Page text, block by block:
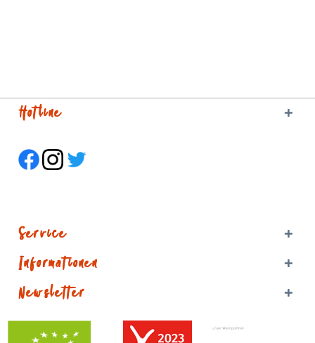
Hotline
Service
Informationen
Newsletter